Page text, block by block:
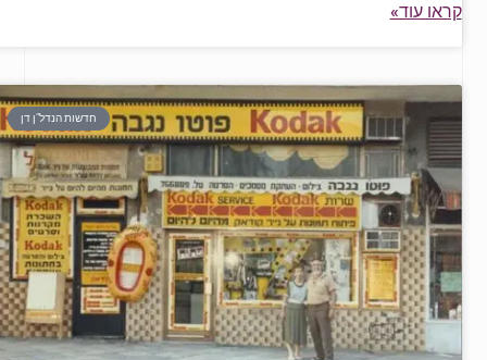
קראו עוד»
חדשות הנדל"ן דן